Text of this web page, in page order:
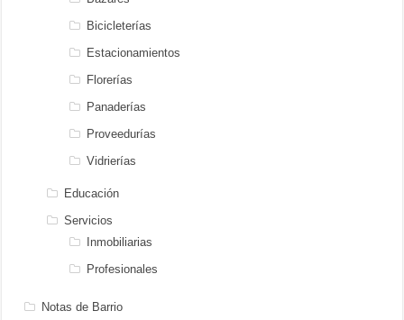
Bicicleterías
Estacionamientos
Florerías
Panaderías
Proveedurías
Vidrierías
Educación
Servicios
Inmobiliarias
Profesionales
Notas de Barrio